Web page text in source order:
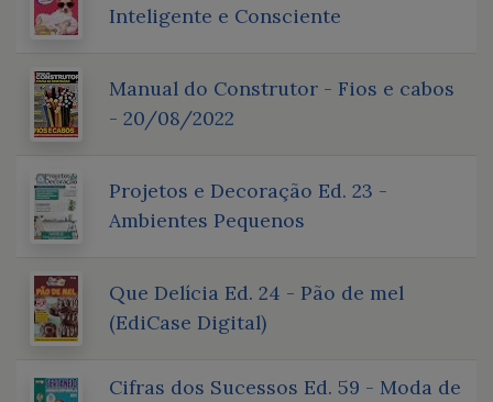
Inteligente e Consciente
Manual do Construtor - Fios e cabos
- 20/08/2022
Projetos e Decoração Ed. 23 -
Ambientes Pequenos
Que Delícia Ed. 24 - Pão de mel
(EdiCase Digital)
Cifras dos Sucessos Ed. 59 - Moda de